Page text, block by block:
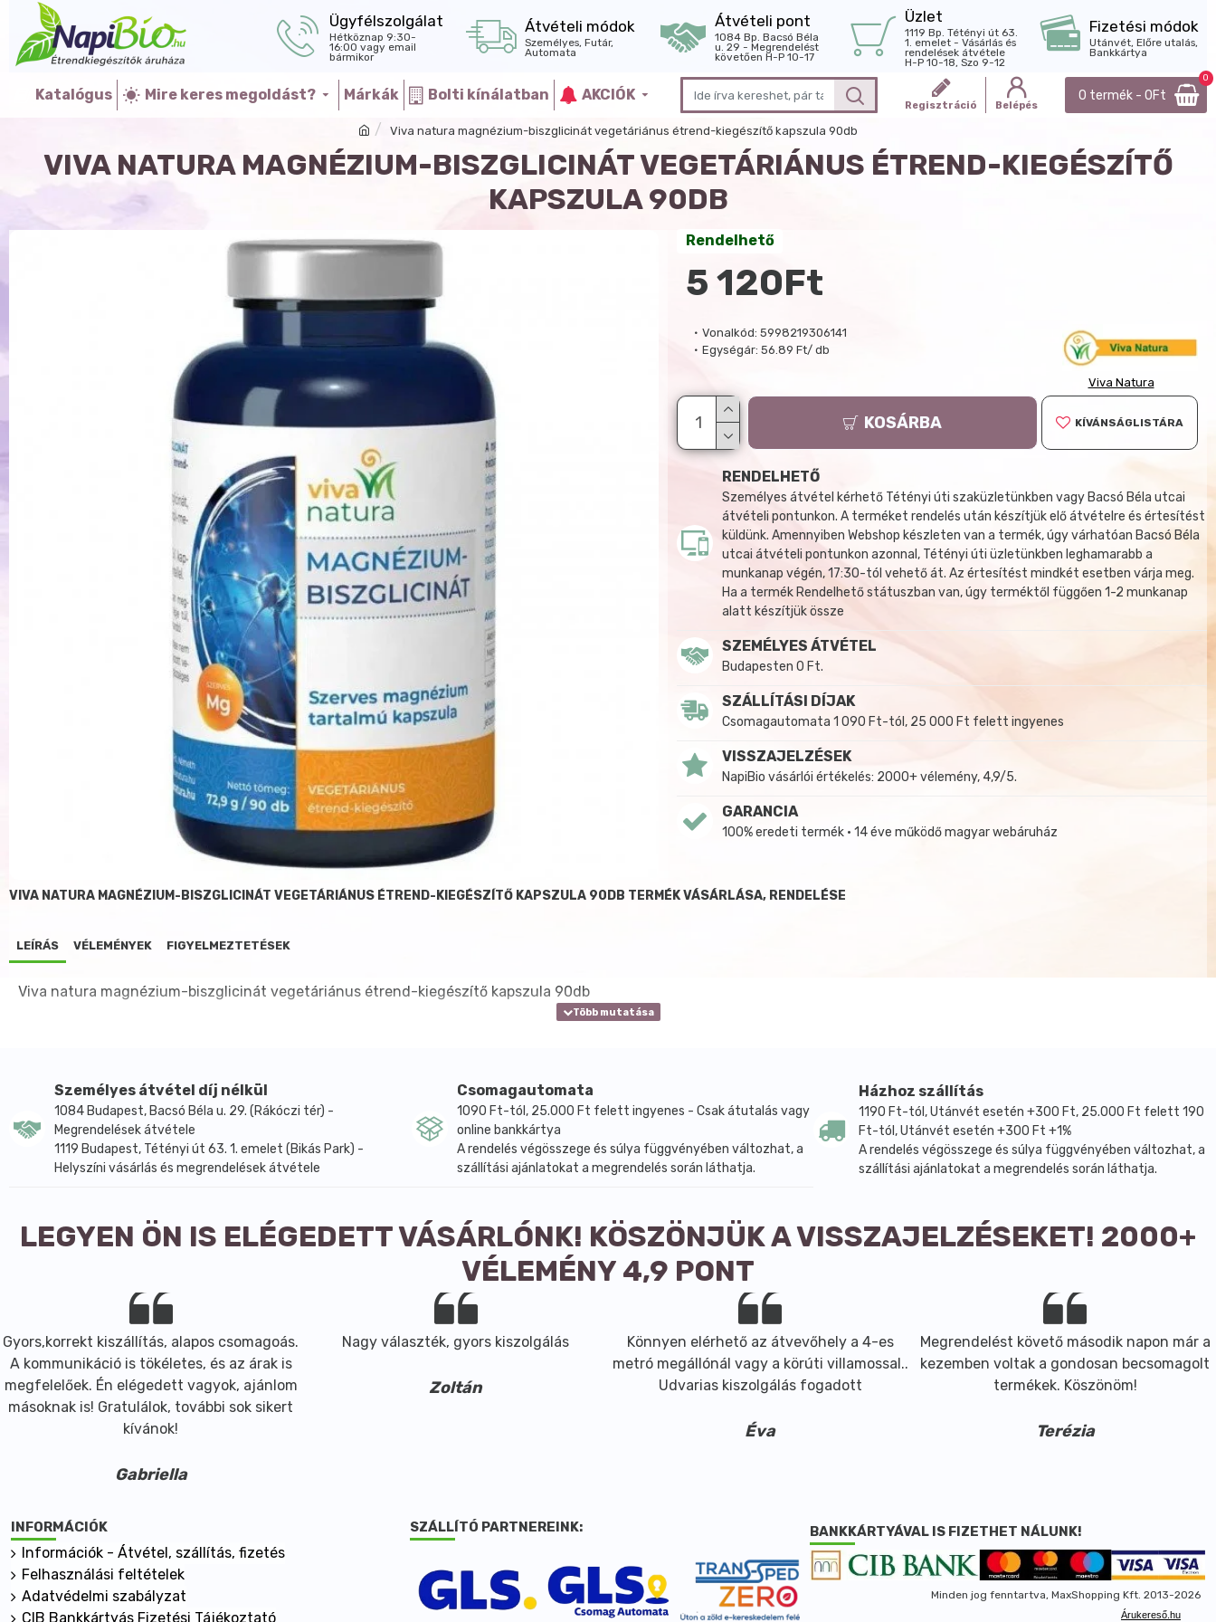
Ügyfélszolgálat
Hétköznap 9:30-
16:00 vagy email
bármikor
Átvételi módok
Személyes, Futár,
Automata
Átvételi pont
1084 Bp. Bacsó Béla
u. 29 - Megrendelést
követően H-P 10-17
Üzlet
1119 Bp. Tétényi út 63.
1. emelet - Vásárlás és
rendelések átvétele
H-P 10-18, Szo 9-12
Fizetési módok
Utánvét, Előre utalás,
Bankkártya
Katalógus Mire keres megoldást? Márkák Bolti kínálatban AKCIÓK
Regisztráció Belépés
0 termék - 0Ft
0
Viva natura magnézium-biszglicinát vegetáriánus étrend-kiegészítő kapszula 90db
VIVA NATURA MAGNÉZIUM-BISZGLICINÁT VEGETÁRIÁNUS ÉTREND-KIEGÉSZÍTŐ
KAPSZULA 90DB
Vonalkód: 5998219306141
Egységár: 56.89 Ft/ db
Viva Natura
Rendelhető
5 120Ft
KOSÁRBA KÍVÁNSÁGLISTÁRA
RENDELHETŐ
Személyes átvétel kérhető Tétényi úti szaküzletünkben vagy Bacsó Béla utcai
átvételi pontunkon. A terméket rendelés után készítjük elő átvételre és értesítést
küldünk. Amennyiben Webshop készleten van a termék, úgy várhatóan Bacsó Béla
utcai átvételi pontunkon azonnal, Tétényi úti üzletünkben leghamarabb a
munkanap végén, 17:30-tól vehető át. Az értesítést mindkét esetben várja meg.
Ha a termék Rendelhető státuszban van, úgy terméktől függően 1-2 munkanap
alatt készítjük össze
SZEMÉLYES ÁTVÉTEL
Budapesten 0 Ft.
SZÁLLÍTÁSI DÍJAK
Csomagautomata 1 090 Ft-tól, 25 000 Ft felett ingyenes
VISSZAJELZÉSEK
NapiBio vásárlói értékelés: 2000+ vélemény, 4,9/5.
GARANCIA
100% eredeti termék • 14 éve működő magyar webáruház
VIVA NATURA MAGNÉZIUM-BISZGLICINÁT VEGETÁRIÁNUS ÉTREND-KIEGÉSZÍTŐ KAPSZULA 90DB TERMÉK VÁSÁRLÁSA, RENDELÉSE
LEÍRÁS VÉLEMÉNYEK FIGYELMEZTETÉSEK
Viva natura magnézium-biszglicinát vegetáriánus étrend-kiegészítő kapszula 90db
Személyes átvétel díj nélkül
1084 Budapest, Bacsó Béla u. 29. (Rákóczi tér) -
Megrendelések átvétele
1119 Budapest, Tétényi út 63. 1. emelet (Bikás Park) -
Helyszíni vásárlás és megrendelések átvétele
Csomagautomata
1090 Ft-tól, 25.000 Ft felett ingyenes - Csak átutalás vagy
online bankkártya
A rendelés végösszege és súlya függvényében változhat, a
szállítási ajánlatokat a megrendelés során láthatja.
Házhoz szállítás
1190 Ft-tól, Utánvét esetén +300 Ft, 25.000 Ft felett 190
Ft-tól, Utánvét esetén +300 Ft +1%
A rendelés végösszege és súlya függvényében változhat, a
szállítási ajánlatokat a megrendelés során láthatja.
LEGYEN ÖN IS ELÉGEDETT VÁSÁRLÓNK! KÖSZÖNJÜK A VISSZAJELZÉSEKET! 2000+
VÉLEMÉNY 4,9 PONT
Gyors,korrekt kiszállítás, alapos csomagoás.
A kommunikáció is tökéletes, és az árak is
megfelelőek. Én elégedett vagyok, ajánlom
másoknak is! Gratulálok, további sok sikert
kívánok!
Gabriella
Nagy választék, gyors kiszolgálás
Zoltán
Könnyen elérhető az átvevőhely a 4-es
metró megállónál vagy a körúti villamossal..
Udvarias kiszolgálás fogadott
Éva
Megrendelést követő második napon már a
kezemben voltak a gondosan becsomagolt
termékek. Köszönöm!
Terézia
INFORMÁCIÓK
Információk - Átvétel, szállítás, fizetés
Felhasználási feltételek
Adatvédelmi szabályzat
CIB Bankkártyás Fizetési Tájékoztató
SZÁLLÍTÓ PARTNEREINK: BANKKÁRTYÁVAL IS FIZETHET NÁLUNK!
Minden jog fenntartva, MaxShopping Kft. 2013-2026
Árukereső.hu